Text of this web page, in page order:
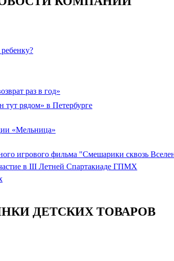
раз в год»
тут рядом» в Петербурге
«Мельница»
игрового фильма "Смешарики сквозь
в III Летней Спартакиаде ГПМХ
ДЕТСКИХ ТОВАРОВ